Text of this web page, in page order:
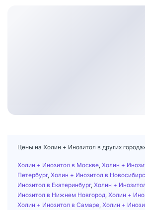
Цены на Холин + Инозитол в других
Холин + Инозитол в Москве Холин +
Петербург, Холин + Инозитол в
Инозитол в Екатеринбург, Холин +
Инозитол в Нижнем Новгород Холин +
Холин + Инозитол в Самаре Холин +